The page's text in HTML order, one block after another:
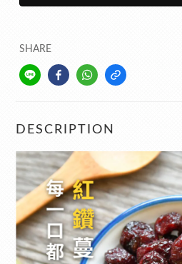
SHARE
DESCRIPTION